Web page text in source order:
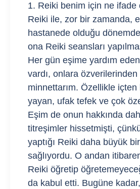
1. Reiki benim için ne ifade
Reiki ile, zor bir zamanda,
hastanede olduğu
ona Reiki seansları
Her gün eşime yardım
vardı, onlara özverilerinden
minnettarım. Özellikle içten
yayan, ufak tefek ve çok
Eşim de onun hakkında
titreşimler hissetmişti,
yaptığı Reiki daha büyük
sağlıyordu. O andan
Reiki öğretip
da kabul etti. Bugüne